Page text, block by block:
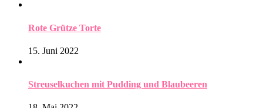
Rote Grütze Torte
15. Juni 2022
Streuselkuchen mit Pudding und Blaubeeren